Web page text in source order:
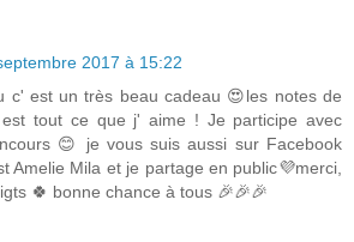
2017 à 15:22
c' est un très beau cadeau 😍les notes de
tout ce que j' aime ! Je participe avec
😊 je vous suis aussi sur Facebook
Amelie Mila et je partage en public💜merci,
🍀 bonne chance à tous 🎉🎉🎉